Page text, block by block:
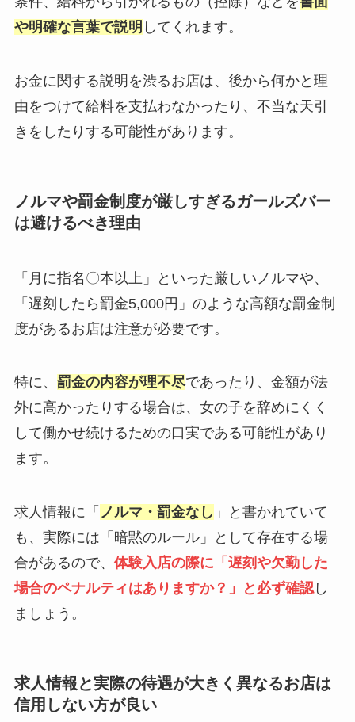
や明確な言葉で説明 してくれます。
お金に関する説明を渋るお店は、後から何かと理
由をつけて給料を支払わなかったり、不当な天引
きをしたりする可能性があります。
ノルマや罰金制度が厳しすぎるガールズバー
は避けるべき理由
「月に指名〇本以上」といった厳しいノルマや、
「遅刻したら罰金5,000円」のような高額な罰金制
度があるお店は注意が必要です。
特に、 罰金の内容が理不尽であったり、金額が法
外に高かったりする場合は、女の子を辞めにくく
して働かせ続けるための口実である可能性があり
ます。
求人情報に「 ノルマ・罰金なし 」と書かれていて
も、実際には「暗黙のルール」として存在する場
合があるので、 体験入店の際に「遅刻や欠勤した
場合のペナルティはありますか？」と必ず確認し
ましょう。
求人情報と実際の待遇が大きく異なるお店は
信用しない方が良い